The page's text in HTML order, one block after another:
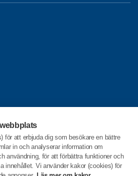
för att erbjuda dig som besökare en bättre
in och analyserar information om
användning, för att förbättra funktioner och
innehållet. Vi använder kakor (cookies) för